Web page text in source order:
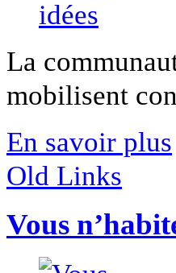
La
mobilisent
En savoir plus
Old Links
Vous